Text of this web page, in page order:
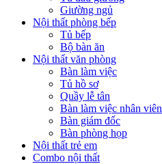
Giường ngủ
Nội thất phòng bếp
Tủ bếp
Bộ bàn ăn
Nội thất văn phòng
Bàn làm việc
Tủ hồ sơ
Quầy lễ tân
Bàn làm việc nhân viên
Bàn giám đốc
Bàn phòng họp
Nội thất trẻ em
Combo nội thất